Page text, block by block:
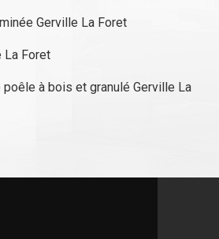
Gerville La Foret
La Foret
à bois et granulé Gerville La